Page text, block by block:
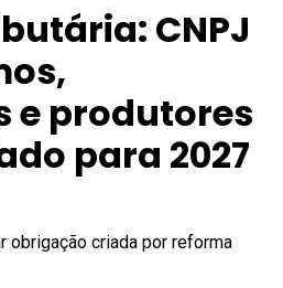
CNPJ
e produtores
para 2027
obrigação criada por reforma